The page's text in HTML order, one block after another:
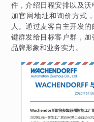
件，介绍日程安排以及
加官网地址和询价方式
人。通过麦客自主开发
键群发给目标客户群，
品牌形象和业务实力。